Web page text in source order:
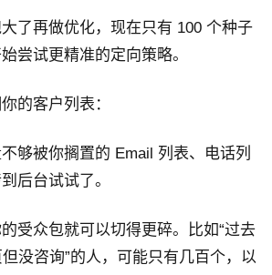
了再做优化，现在只有 100 个种子
尝试更精准的定向策略。
的客户列表：
够被你搁置的 Email 列表、电话列
后台试试了。
受众包就可以切得更碎。比如“过去
没咨询”的人，可能只有几百个，以